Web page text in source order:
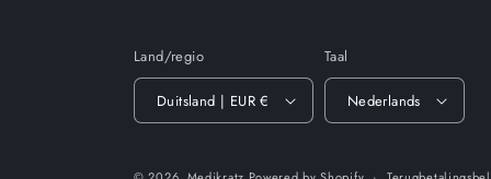
Land/regio
Duitsland | EUR €
Taal
Nederlands